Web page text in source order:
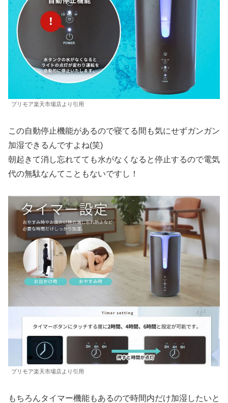
プリモア楽天市場店より引用
この自動停止機能があるので寝てる間も気にせずガンガン
加湿できるんですよね(笑)
朝起きて消し忘れてても水がなくなると停止するので電気
代の無駄なんてこともないですし！
プリモア楽天市場店より引用
もちろんタイマー機能もあるので時間内だけ加湿したいと